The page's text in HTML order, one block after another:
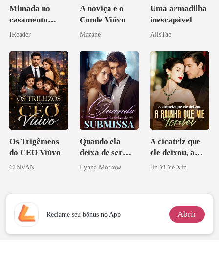
Mimada no
casamento
relâmpago com
IReader
A noviça e o
Conde Viúvo
Mazane
Uma armadilha
inescapável
AlisTae
Os Trigêmeos
do CEO Viúvo
CINVAN
Quando ela
deixa de ser
submissa
Lynna Morrow
A cicatriz que
ele deixou, a
rainha que me
Jin Yi Ye Xin
Reclame seu bônus no App Abrir